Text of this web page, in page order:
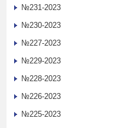
№231-2023
№230-2023
№227-2023
№229-2023
№228-2023
№226-2023
№225-2023